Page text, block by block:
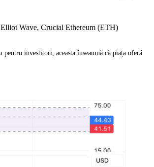
Wave, Crucial Ethereum (ETH)
investitori, aceasta înseamnă că piața oferă